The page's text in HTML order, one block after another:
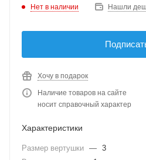
Нет в наличии Нашли
Хочу в подарок
Наличие товаров на сайте
носит справочный характер
Характеристики
Размер вертушки — 3